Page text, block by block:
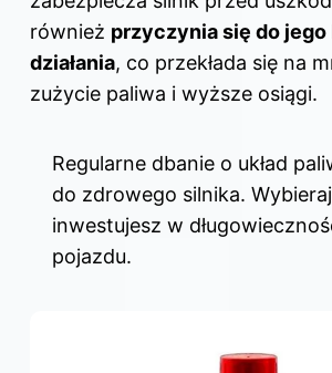
również przyczynia się do
działania, co przekłada się na
zużycie paliwa i wyższe osiągi.
Regularne dbanie o układ
do zdrowego silnika.
inwestujesz w
pojazdu.